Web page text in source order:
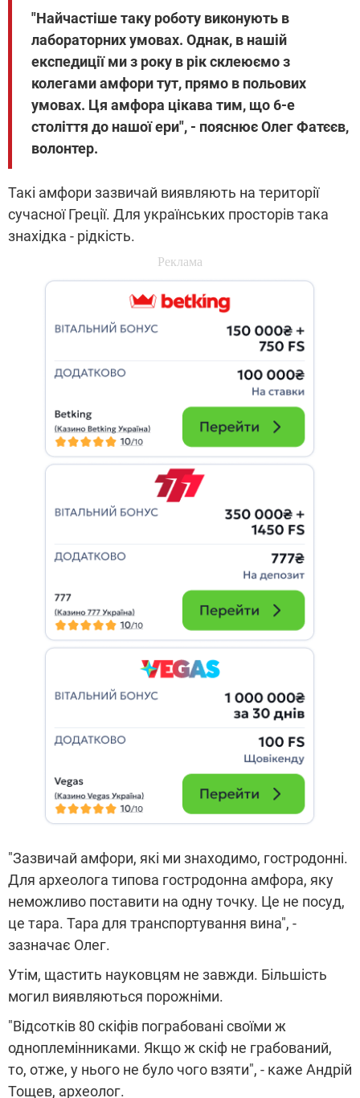
"Найчастіше таку роботу виконують в
лабораторних умовах. Однак, в нашій
експедиції ми з року в рік склеюємо з
колегами амфори тут, прямо в польових
умовах. Ця амфора цікава тим, що 6-е
століття до нашої ери", - пояснює Олег Фатєєв,
волонтер.
Такі амфори зазвичай виявляють на території
сучасної Греції. Для українських просторів така
знахідка - рідкість.
"Зазвичай амфори, які ми знаходимо, гостродонні.
Для археолога типова гостродонна амфора, яку
неможливо поставити на одну точку. Це не посуд,
це тара. Тара для транспортування вина", -
зазначає Олег.
Утім, щастить науковцям не завжди. Більшість
могил виявляються порожніми.
"Відсотків 80 скіфів пограбовані своїми ж
одноплемінниками. Якщо ж скіф не грабований,
то, отже, у нього не було чого взяти", - каже Андрій
Тощев, археолог.